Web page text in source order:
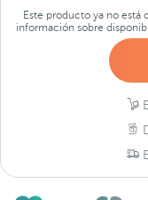
Este producto ya no está
información sobre